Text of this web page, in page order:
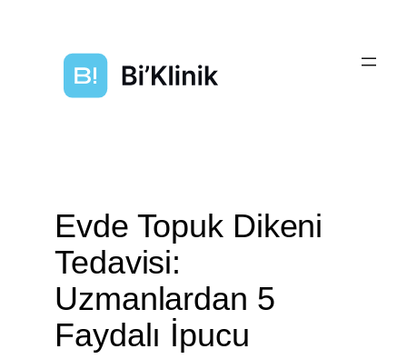
Evde Topuk Dikeni
Tedavisi:
Uzmanlardan 5
Faydalı İpucu